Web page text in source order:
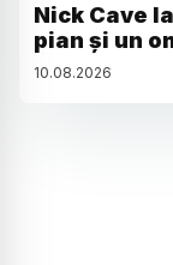
Nick Cave
pian și un
10.08.2026